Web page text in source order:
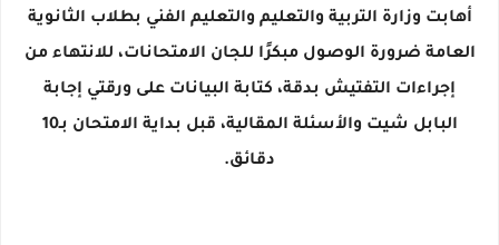
أهابت وزارة التربية والتعليم والتعليم الفني بطلاب الثانوية
العامة ضرورة الوصول مبكرًا للجان الامتحانات، للانتهاء من
إجراءات التفتيش بدقة، كتابة البيانات على ورقتي إجابة
البابل شيت والأسئلة المقالية، قبل بداية الامتحان بـ10
دقائق.